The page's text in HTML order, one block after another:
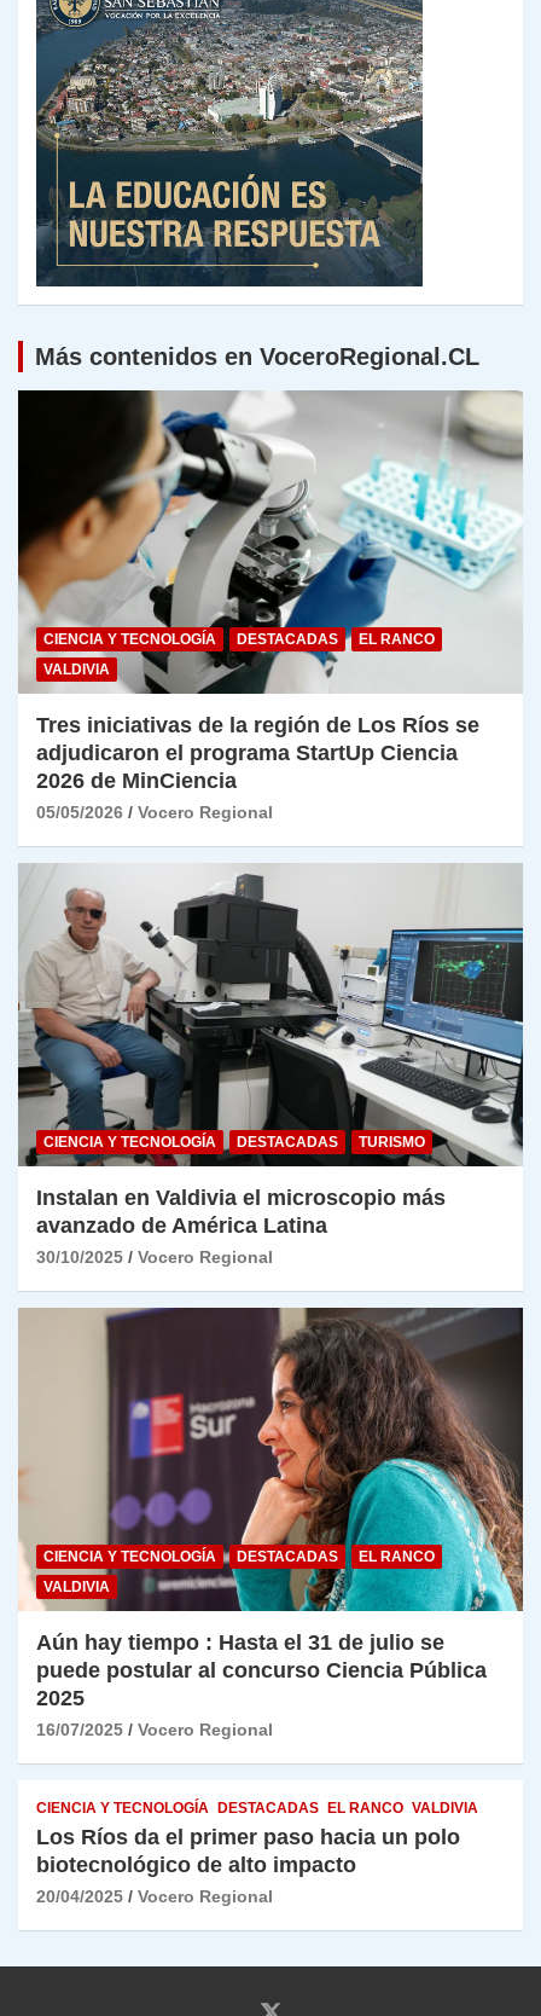
Más contenidos en VoceroRegional.CL
CIENCIA Y TECNOLOGÍA DESTACADAS
EL RANCO
VALDIVIA
Tres iniciativas de la región de Los Ríos se
adjudicaron el programa StartUp Ciencia
2026 de MinCiencia
05/05/2026 Vocero Regional
CIENCIA Y TECNOLOGÍA DESTACADAS TURISMO
Instalan en Valdivia el microscopio más
avanzado de América Latina
30/10/2025 Vocero Regional
CIENCIA Y TECNOLOGÍA DESTACADAS
EL RANCO
VALDIVIA
Aún hay tiempo : Hasta el 31 de julio se
puede postular al concurso Ciencia Pública
2025
16/07/2025 Vocero Regional
CIENCIA Y TECNOLOGÍA DESTACADAS EL RANCO VALDIVIA
Los Ríos da el primer paso hacia un polo
biotecnológico de alto impacto
20/04/2025 Vocero Regional